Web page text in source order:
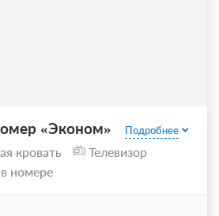
«Эконом» Подробнее
кровать
Телевизор
номере